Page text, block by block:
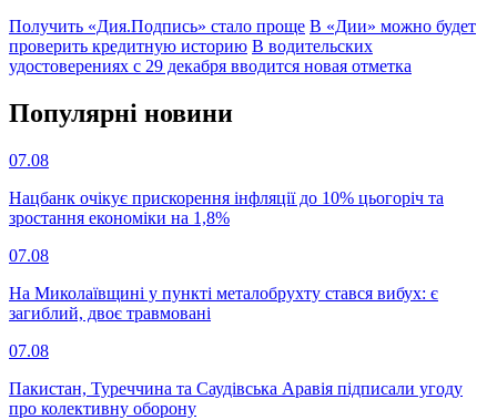
Получить «Дия.Подпись» стало проще В «Дии» можно будет
проверить кредитную историю В водительских
удостоверениях с 29 декабря вводится новая отметка
Популярнi новини
07.08
Нацбанк очікує прискорення інфляції до 10% цьогоріч та
зростання економіки на 1,8%
07.08
На Миколаївщині у пункті металобрухту стався вибух: є
загиблий, двоє травмовані
07.08
Пакистан, Туреччина та Саудівська Аравія підписали угоду
про колективну оборону